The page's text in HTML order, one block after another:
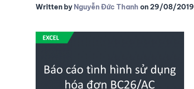
Written by Nguyễn Đức Thanh on29/08/2019